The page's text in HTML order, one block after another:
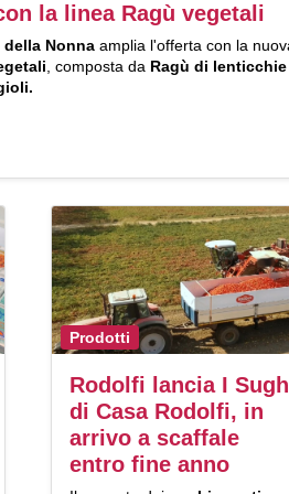
la linea Ragù vegetali
della Nonnaamplia l'offerta con la
, composta da Ragù di lenticchie
Prodotti
Rodolfi lancia I
di Casa Rodolfi, in
arrivo a scaffale
entro fine anno